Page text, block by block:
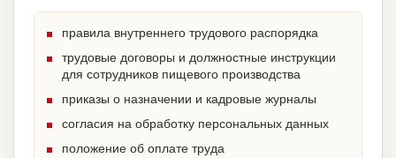
правила внутреннего трудового распорядка
трудовые договоры и должностные инструкции
для сотрудников пищевого производства
приказы о назначении и кадровые журналы
согласия на обработку персональных данных
положение об оплате труда